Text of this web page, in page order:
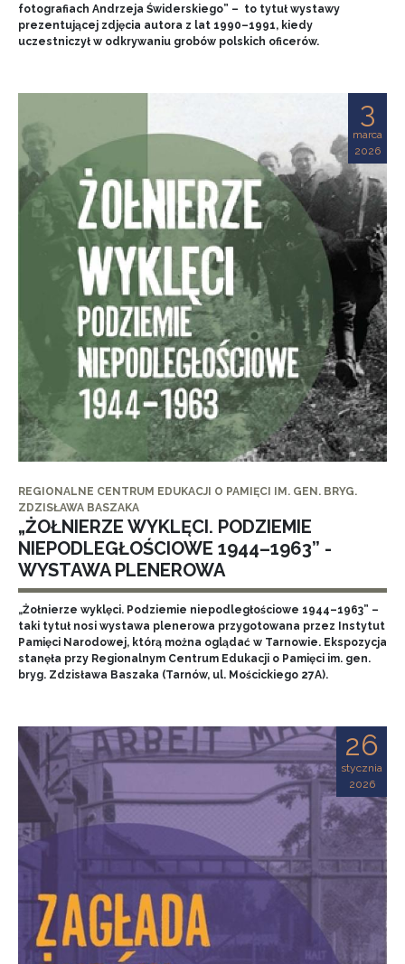
fotografiach Andrzeja Świderskiego” – to tytuł wystawy
prezentującej zdjęcia autora z lat 1990–1991, kiedy
uczestniczył w odkrywaniu grobów polskich oficerów.
3
marca
2026
REGIONALNE CENTRUM EDUKACJI O PAMIĘCI IM. GEN. BRYG.
ZDZISŁAWA BASZAKA
„ŻOŁNIERZE WYKLĘCI. PODZIEMIE
NIEPODLEGŁOŚCIOWE 1944–1963” -
WYSTAWA PLENEROWA
„Żołnierze wyklęci. Podziemie niepodległościowe 1944–1963” –
taki tytuł nosi wystawa plenerowa przygotowana przez Instytut
Pamięci Narodowej, którą można oglądać w Tarnowie. Ekspozycja
stanęła przy Regionalnym Centrum Edukacji o Pamięci im. gen.
bryg. Zdzisława Baszaka (Tarnów, ul. Mościckiego 27A).
26
stycznia
2026